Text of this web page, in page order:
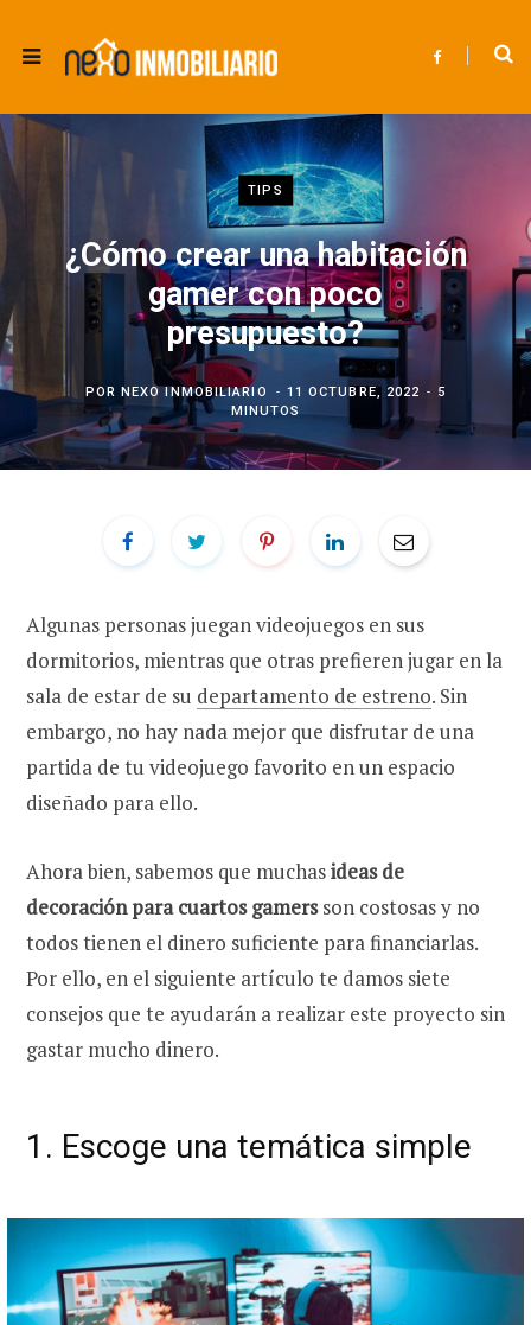
F
b
TIPS
¿Cómo crear una habitación
gamer con poco
presupuesto?
POR NEXO INMOBILIARIO 11 OCTUBRE, 2022
5
MINUTOS
Algunas personas juegan videojuegos en sus
dormitorios, mientras que otras prefieren jugar en la
sala de estar de su departamento de estreno. Sin
embargo, no hay nada mejor que disfrutar de una
partida de tu videojuego favorito en un espacio
diseñado para ello.
Ahora bien, sabemos que muchasideas de
decoración para cuartos gamersson costosas y no
todos tienen el dinero suficiente para financiarlas.
Por ello, en el siguiente artículo te damos siete
consejos que te ayudarán a realizar este proyecto sin
gastar mucho dinero.
1. Escoge una temática simple